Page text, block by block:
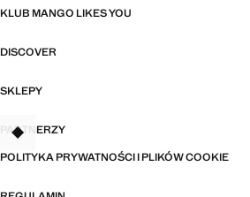
KLUB MANGO LIKES YOU
DISCOVER
SKLEPY
PARTNERZY
POLITYKA PRYWATNOŚCI I PLIKÓW COOKIE